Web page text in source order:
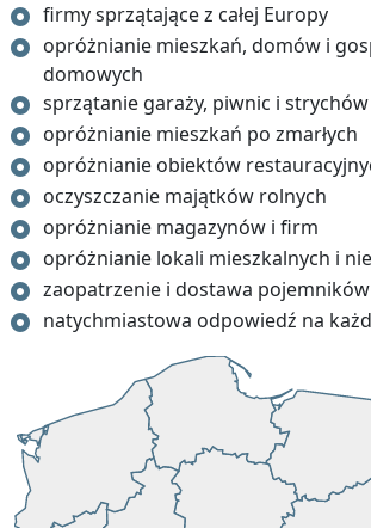
firmy sprzątające z całej Europy
opróżnianie mieszkań, domów i
domowych
sprzątanie garaży, piwnic i strychów
opróżnianie mieszkań po zmarłych
opróżnianie obiektów
oczyszczanie majątków rolnych
opróżnianie magazynów i firm
opróżnianie lokali mieszkalnych i
zaopatrzenie i dostawa
natychmiastowa odpowiedź na